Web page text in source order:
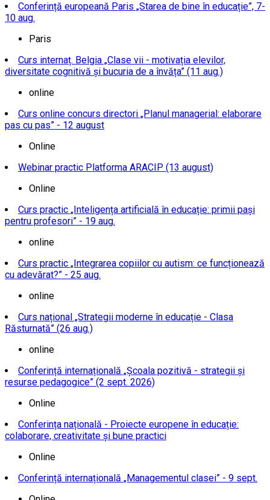
Conferință europeană Paris „Starea de bine în educație”, 7-
10 aug.
Paris
Curs internaț. Belgia „Clase vii - motivația elevilor,
diversitate cognitivă și bucuria de a învăța” (11 aug.)
online
Curs online concurs directori „Planul managerial: elaborare
pas cu pas” - 12 august
Online
Webinar practic Platforma ARACIP (13 august)
Online
Curs practic „Inteligența artificială în educație: primii pași
pentru profesori” - 19 aug.
online
Curs practic „Integrarea copiilor cu autism: ce funcționează
cu adevărat?” - 25 aug.
online
Curs național „Strategii moderne în educație - Clasa
Răsturnată” (26 aug.)
online
Conferință internațională „Școala pozitivă - strategii și
resurse pedagogice” (2 sept. 2026)
Online
Conferința națională - Proiecte europene în educație:
colaborare, creativitate și bune practici
Online
Conferință internațională „Managementul clasei” - 9 sept.